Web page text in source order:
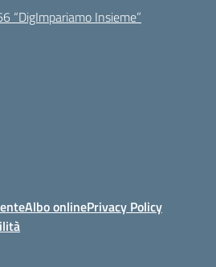
“DigImpariamo Insieme”
Albo onlinePrivacy Policy